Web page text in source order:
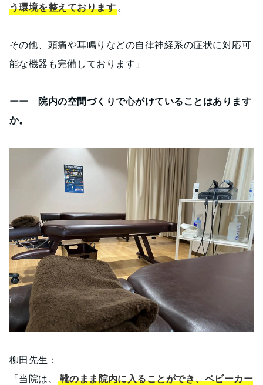
う環境を整えております 。
その他、頭痛や耳鳴りなどの自律神経系の症状に対応可
能な機器も完備しております」
ーー 院内の空間づくりで心がけていることはあります
か。
柳田先生：
「当院は、靴のまま院内に入ることができ、ベビーカー